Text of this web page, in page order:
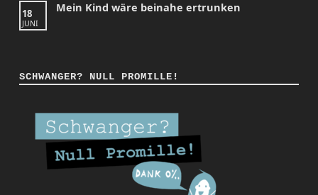
18
JUNI
Mein Kind wäre beinahe ertrunken
SCHWANGER? NULL PROMILLE!